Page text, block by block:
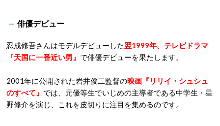
俳優デビュー
忍成修吾さんはモデルデビューした翌1999年、テレビドラマ
『天国に一番近い男』 で俳優デビューを果たします。
2001年に公開された岩井俊二監督の映画『リリイ・シュシュ
のすべて』 では、元優等生でいじめの主導者である中学生・星
野修介を演じ、これを皮切りに注目を集めるのです。